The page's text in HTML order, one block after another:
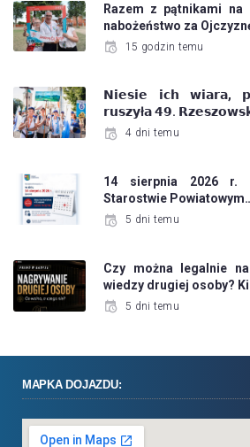
Razem z pątnikami
nabożeństwo za
15 godzin temu
𝗡𝗶𝗲𝘀𝗶𝗲 𝗶𝗰𝗵 𝘄𝗶𝗮𝗿𝗮,
𝗿𝘂𝘀𝘇𝘆ł𝗮 𝟰𝟵.
4 dni temu
14 sierpnia 2026 r.
Starostwie
5 dni temu
Czy można legalnie
wiedzy drugiej osoby?
5 dni temu
MAPKA DOJAZDU: